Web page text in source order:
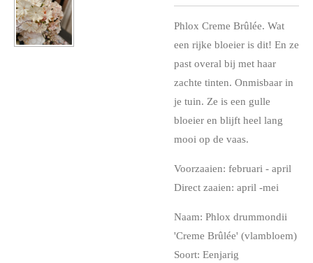
Phlox Creme Brûlée. Wat
een rijke bloeier is dit! En ze
past overal bij met haar
zachte tinten. Onmisbaar in
je tuin. Ze is een gulle
bloeier en blijft heel lang
mooi op de vaas.
Voorzaaien: februari - april
Direct zaaien: april -mei
Naam: Phlox drummondii
'Creme Brûlée' (vlambloem)
Soort: Eenjarig